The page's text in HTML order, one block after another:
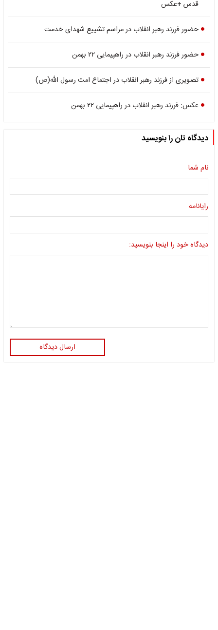
قدس +عکس
حضور فرزند رهبر انقلاب در مراسم تشییع شهدای خدمت
حضور فرزند رهبر انقلاب در راهپیمایی ۲۲ بهمن
تصویری از فرزند رهبر انقلاب در اجتماع امت رسول الله(ص)
عکس: فرزند رهبر انقلاب در راهپیمایی ۲۲ بهمن
دیدگاه تان را بنویسید
نام شما
رایانامه
دیدگاه خود را اینجا بنویسید:
ارسال دیدگاه